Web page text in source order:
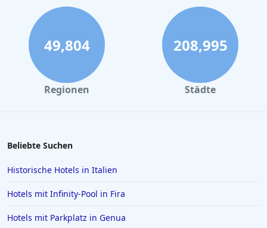
Hotels in London
Hotels in Heidelberg
Hotels in Timmendorfer Strand
Hotels im Harz
Hotels in Barcelona
Hotels auf Gran Canaria
Hotels in Zell am See
49,804
Regionen
208,995
Städte
Beliebte Suchen
Historische Hotels in Italien
Hotels mit Infinity-Pool in Fira
Hotels mit Parkplatz in Genua